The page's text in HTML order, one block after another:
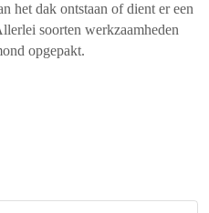
het dak ontstaan of dient er een
soorten werkzaamheden
opgepakt.